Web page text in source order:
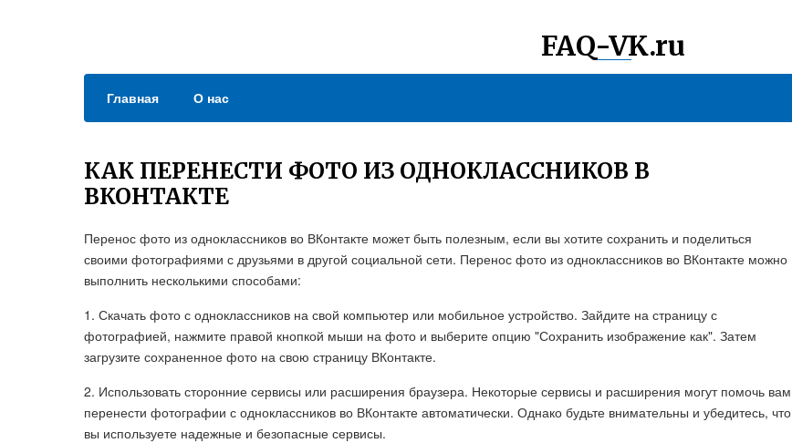
FAQ-VK.ru
Главная О нас
КАК ПЕРЕНЕСТИ ФОТО ИЗ ОДНОКЛАССНИКОВ В
ВКОНТАКТЕ
Перенос фото из одноклассников во ВКонтакте может быть полезным, если вы хотите сохранить и поделиться
своими фотографиями с друзьями в другой социальной сети. Перенос фото из одноклассников во ВКонтакте можно
выполнить несколькими способами:
1. Скачать фото с одноклассников на свой компьютер или мобильное устройство. Зайдите на страницу с
фотографией, нажмите правой кнопкой мыши на фото и выберите опцию "Сохранить изображение как". Затем
загрузите сохраненное фото на свою страницу ВКонтакте.
2. Использовать сторонние сервисы или расширения браузера. Некоторые сервисы и расширения могут помочь вам
перенести фотографии с одноклассников во ВКонтакте автоматически. Однако будьте внимательны и убедитесь, что
вы используете надежные и безопасные сервисы.